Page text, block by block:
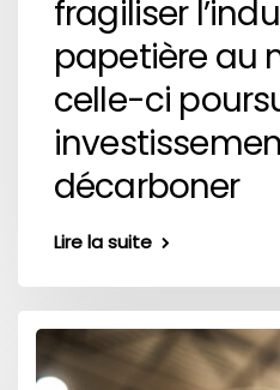
fragiliser
papetière au
celle-ci
décarboner
Lire la suite